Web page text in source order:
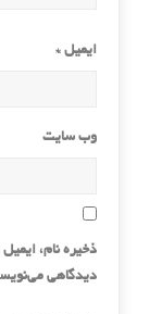
ایمیل *
وب‌ سایت
ذخیره نام،
دیدگاهی